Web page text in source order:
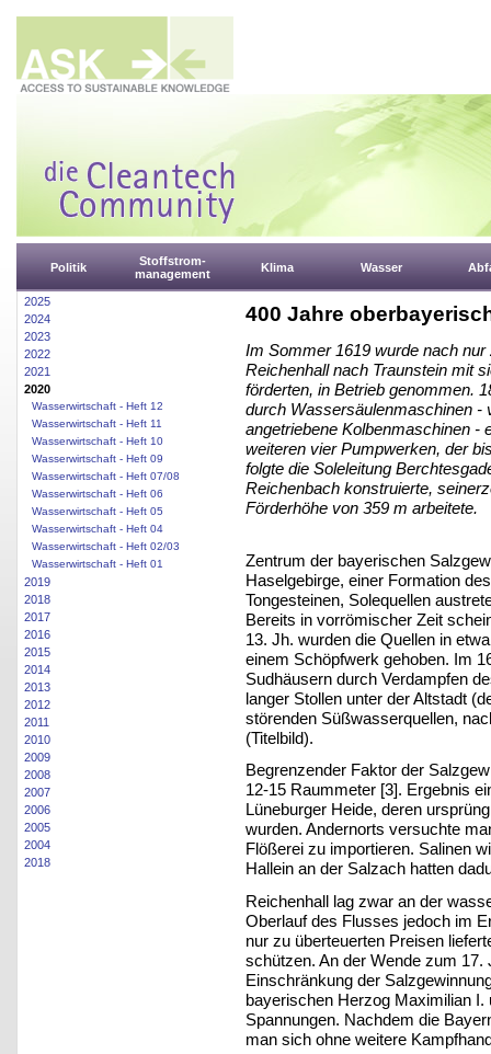
Politik
Stoffstrom-
management
Klima Wasser
2025
2024
2023
2022
2021
2020
Wasserwirtschaft - Heft 12
Wasserwirtschaft - Heft 11
Wasserwirtschaft - Heft 10
Wasserwirtschaft - Heft 09
Wasserwirtschaft - Heft 07/08
Wasserwirtschaft - Heft 06
Wasserwirtschaft - Heft 05
Wasserwirtschaft - Heft 04
Wasserwirtschaft - Heft 02/03
Wasserwirtschaft - Heft 01
2019
2018
2017
2016
2015
2014
2013
2012
2011
2010
2009
2008
2007
2006
2005
2004
2018
400 Jahre
Im Sommer 1619 wurde nach
Reichenhall nach Traunstein mit
förderten, in Betrieb genommen.
durch Wassersäulenmaschinen -
angetriebene Kolbenmaschinen -
weiteren vier Pumpwerken, der
folgte die Soleleitung
Reichenbach konstruierte,
Förderhöhe von 359 m arbeitete.
Zentrum der bayerischen
Haselgebirge, einer Formation
Tongesteinen, Solequellen
Bereits in vorrömischer Zeit
13. Jh. wurden die Quellen in
einem Schöpfwerk gehoben. Im
Sudhäusern durch Verdampfen
langer Stollen unter der Altstadt
störenden Süßwasserquellen,
(Titelbild).
Begrenzender Faktor der
12-15 Raummeter [3]. Ergebnis
Lüneburger Heide, deren
wurden. Andernorts versuchte
Flößerei zu importieren. Salinen
Hallein an der Salzach hatten
Reichenhall lag zwar an der
Oberlauf des Flusses jedoch im
nur zu überteuerten Preisen
schützen. An der Wende zum
Einschränkung der
bayerischen Herzog Maximilian
Spannungen. Nachdem die
man sich ohne weitere